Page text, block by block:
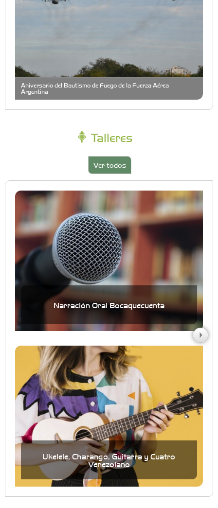
Aniversario del Bautismo de Fuego de la Fuerza Aérea
Argentina
Talleres
Ver todos
Narración Oral Bocaquecuenta
Ukelele, Charango, Guitarra y Cuatro
Venezolano